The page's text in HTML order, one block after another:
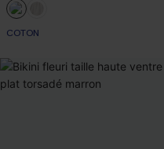
COTON